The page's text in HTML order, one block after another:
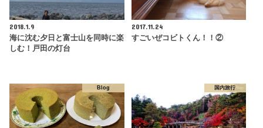
2018.1.9
海に沈む夕日と富士山を同時に楽
しむ！戸田の灯台
2017.11.24
すごいぜコビトくん！！②
Blog 国内旅行